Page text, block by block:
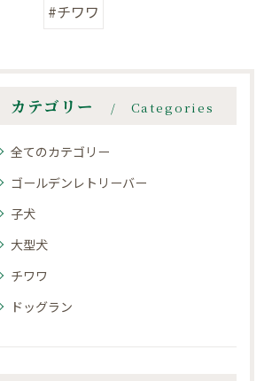
#チワワ
カテゴリー Categories
全てのカテゴリー
ゴールデンレトリーバー
子犬
大型犬
チワワ
ドッグラン